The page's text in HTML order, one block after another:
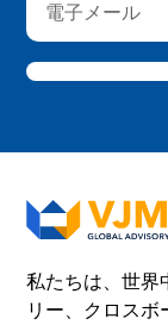
私たちは、世界
リー、クロス